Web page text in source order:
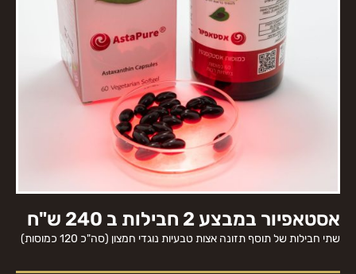
‏אסטאפיור במבצע 2 חבילות ב 240 ש"ח
שתי חבילות של תוסף תזונה אצות טבעיות נוגדי חמצון (סה"כ 120 כמוסות)